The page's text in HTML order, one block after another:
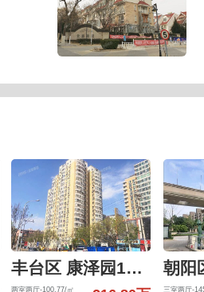
丰台区 康泽园15号楼4层405（康泽园）
两室两厅-100.77/㎡ 三室两厅-